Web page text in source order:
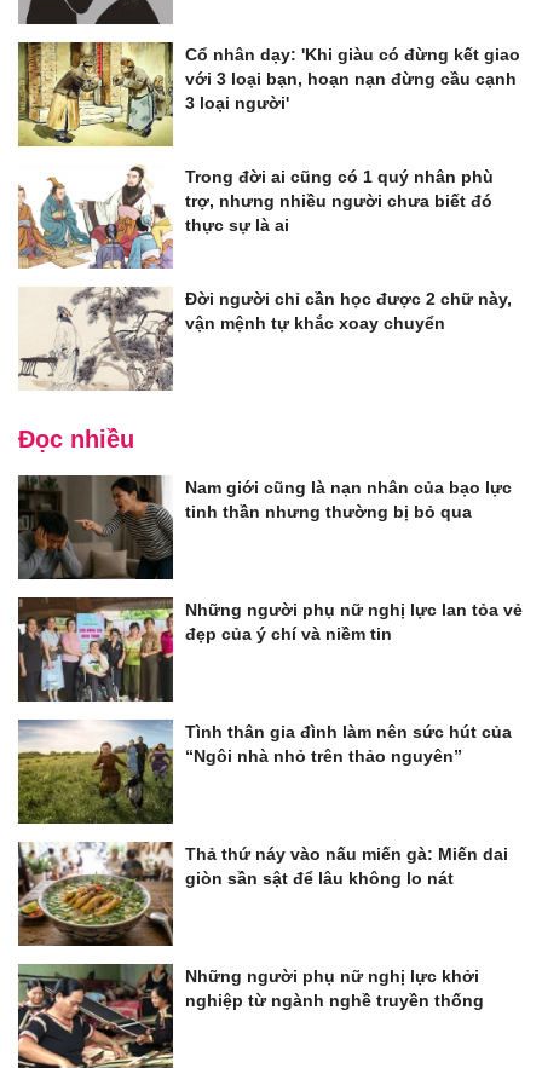
Cổ nhân dạy: 'Khi giàu có đừng kết giao
với 3 loại bạn, hoạn nạn đừng cầu cạnh
3 loại người'
Trong đời ai cũng có 1 quý nhân phù
trợ, nhưng nhiều người chưa biết đó
thực sự là ai
Đời người chỉ cần học được 2 chữ này,
vận mệnh tự khắc xoay chuyển
Đọc nhiều
Nam giới cũng là nạn nhân của bạo lực
tinh thần nhưng thường bị bỏ qua
Những người phụ nữ nghị lực lan tỏa vẻ
đẹp của ý chí và niềm tin
Tình thân gia đình làm nên sức hút của
“Ngôi nhà nhỏ trên thảo nguyên”
Thả thứ náy vào nấu miến gà: Miến dai
giòn sần sật để lâu không lo nát
Những người phụ nữ nghị lực khởi
nghiệp từ ngành nghề truyền thống